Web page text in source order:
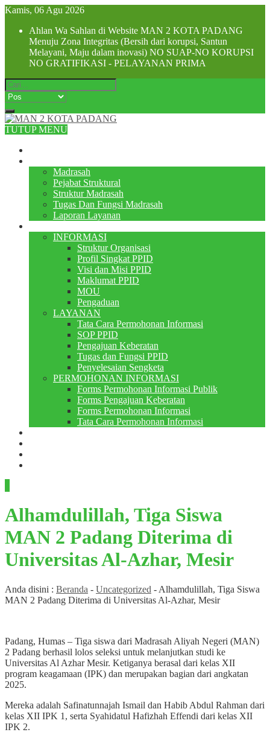
Kamis, 06 Agu 2026
Ahlan Wa Sahlan di Website MAN 2 KOTA PADANG
Menuju Zona Integritas (Bersih dari korupsi, Santun
Melayani, Maju dalam inovasi) NO SUAP-NO KORUPSI
NO GRATIFIKASI - PELAYANAN PRIMA
TUTUP MENU
Madrasah
Pejabat Struktural
Struktur Madrasah
Tugas Dan Fungsi Madrasah
Laporan Layanan
INFORMASI
Struktur Organisasi
Profil Singkat PPID
Visi dan Misi PPID
Maklumat PPID
MOU
Pengaduan
LAYANAN
Tata Cara Permohonan Informasi
SOP PPID
Pengajuan Keberatan
Tugas dan Fungsi PPID
Penyelesaian Sengketa
PERMOHONAN INFORMASI
Forms Permohonan Informasi Publik
Forms Pengajuan Keberatan
Forms Permohonan Informasi
Tata Cara Permohonan Informasi
Alhamdulillah, Tiga Siswa
MAN 2 Padang Diterima di
Universitas Al-Azhar, Mesir
Anda disini : Beranda - Uncategorized - Alhamdulillah, Tiga Siswa
MAN 2 Padang Diterima di Universitas Al-Azhar, Mesir
Padang, Humas – Tiga siswa dari Madrasah Aliyah Negeri (MAN)
2 Padang berhasil lolos seleksi untuk melanjutkan studi ke
Universitas Al Azhar Mesir. Ketiganya berasal dari kelas XII
program keagamaan (IPK) dan merupakan bagian dari angkatan
2025.
Mereka adalah Safinatunnajah Ismail dan Habib Abdul Rahman dari
kelas XII IPK 1, serta Syahidatul Hafizhah Effendi dari kelas XII
IPK 2.